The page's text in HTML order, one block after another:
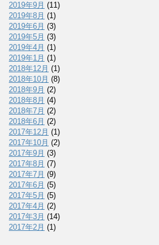
2019年9月 (11)
2019年8月 (1)
2019年6月 (3)
2019年5月 (3)
2019年4月 (1)
2019年1月 (1)
2018年12月 (1)
2018年10月 (8)
2018年9月 (2)
2018年8月 (4)
2018年7月 (2)
2018年6月 (2)
2017年12月 (1)
2017年10月 (2)
2017年9月 (3)
2017年8月 (7)
2017年7月 (9)
2017年6月 (5)
2017年5月 (5)
2017年4月 (2)
2017年3月 (14)
2017年2月 (1)